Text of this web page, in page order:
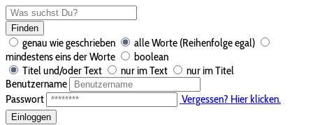
Finden
genau wie geschrieben
alle Worte (Reihenfolge egal)
mindestens eins der Worte
boolean
Titel und/oder Text
nur im Text
nur im Titel
Benutzername
Passwort
Vergessen? Hier klicken.
Einloggen